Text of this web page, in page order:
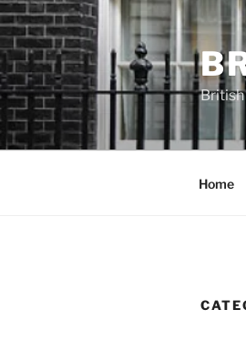
Skip
to
content
British
Home